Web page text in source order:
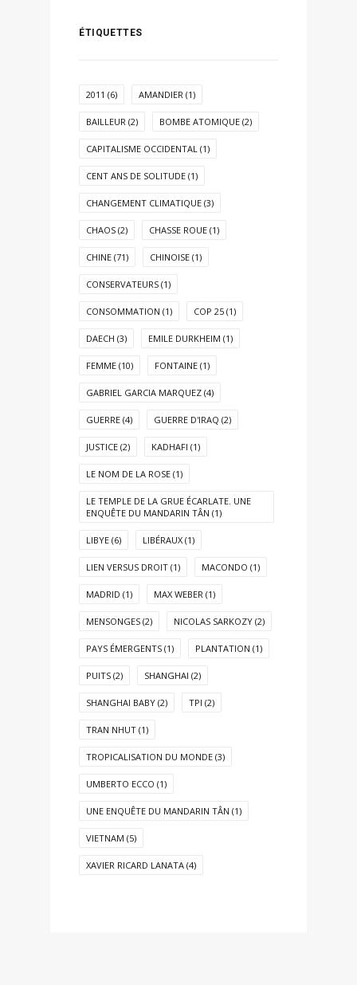
ÉTIQUETTES
2011 (6) AMANDIER (1)
BAILLEUR (2) BOMBE ATOMIQUE (2)
CAPITALISME OCCIDENTAL (1)
CENT ANS DE SOLITUDE (1)
CHANGEMENT CLIMATIQUE (3)
CHAOS (2) CHASSE ROUE (1)
CHINE (71) CHINOISE (1)
CONSERVATEURS (1)
CONSOMMATION (1) COP 25 (1)
DAECH (3) EMILE DURKHEIM (1)
FEMME (10) FONTAINE (1)
GABRIEL GARCIA MARQUEZ (4)
GUERRE (4) GUERRE D'IRAQ (2)
JUSTICE (2) KADHAFI (1)
LE NOM DE LA ROSE (1)
LE TEMPLE DE LA GRUE ÉCARLATE. UNE
ENQUÊTE DU MANDARIN TÂN (1)
LIBYE (6) LIBÉRAUX (1)
LIEN VERSUS DROIT (1) MACONDO (1)
MADRID (1) MAX WEBER (1)
MENSONGES (2) NICOLAS SARKOZY (2)
PAYS ÉMERGENTS (1) PLANTATION (1)
PUITS (2) SHANGHAI (2)
SHANGHAI BABY (2) TPI (2)
TRAN NHUT (1)
TROPICALISATION DU MONDE (3)
UMBERTO ECCO (1)
UNE ENQUÊTE DU MANDARIN TÂN (1)
VIETNAM (5)
XAVIER RICARD LANATA (4)